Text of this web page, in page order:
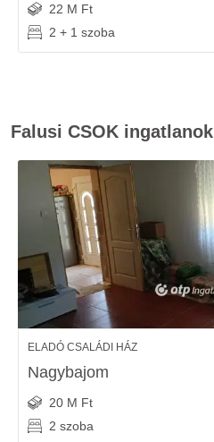
22 M Ft
2 + 1 szoba
Falusi CSOK ingatlanok
ELADÓ CSALÁDI HÁZ
Nagybajom
20 M Ft
2 szoba